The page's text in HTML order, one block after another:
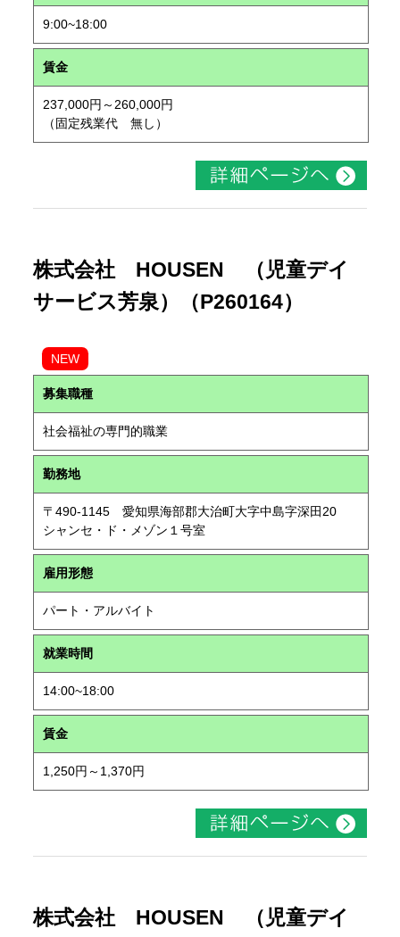
9:00~18:00
賃金
237,000円～260,000円
（固定残業代 無し）
株式会社 HOUSEN （児童デイ
サービス芳泉）（P260164）
NEW
募集職種
社会福祉の専門的職業
勤務地
〒490-1145 愛知県海部郡大治町大字中島字深田20
シャンセ・ド・メゾン１号室
雇用形態
パート・アルバイト
就業時間
14:00~18:00
賃金
1,250円～1,370円
株式会社 HOUSEN （児童デイ